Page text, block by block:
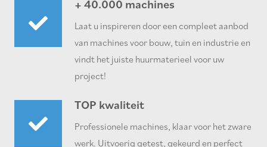
+ 40.000 machines
Laat u inspireren door een compleet aanbod
van machines voor bouw, tuin en industrie en
vindt het juiste huurmaterieel voor uw
project!
TOP kwaliteit
Professionele machines, klaar voor het zware
werk. Uitvoerig getest, gekeurd en perfect